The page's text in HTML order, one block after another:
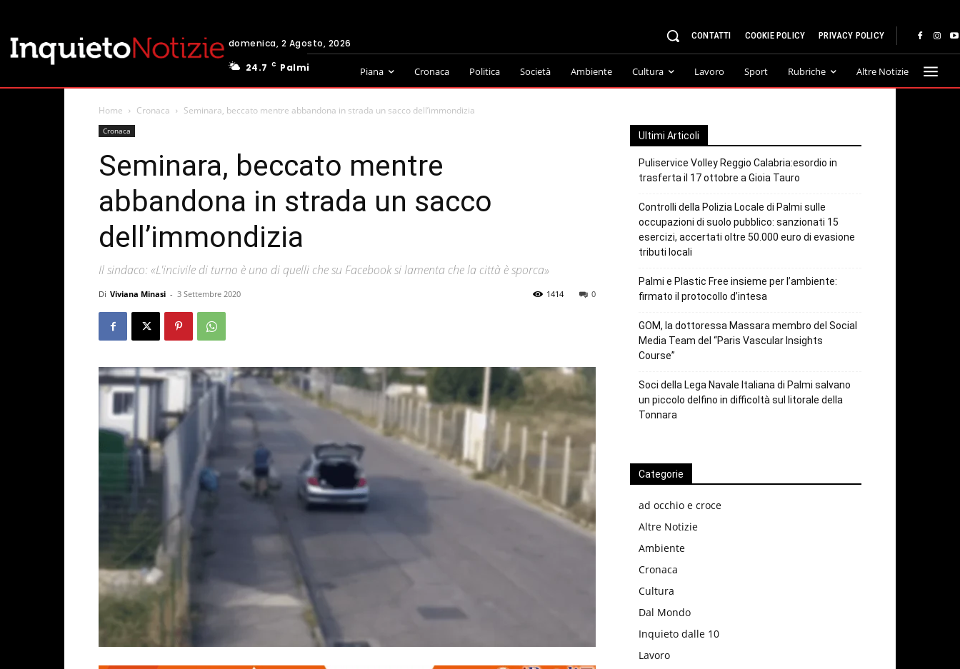
domenica, 2 Agosto, 2026
24.7
C Palmi
CONTATTI COOKIE POLICY PRIVACY POLICY
Piana Cronaca Politica Società Ambiente Cultura Lavoro Sport Rubriche Altre Notizie
Home Cronaca Seminara, beccato mentre abbandona in strada un sacco dell’immondizia
Cronaca
Seminara, beccato mentre
abbandona in strada un sacco
dell’immondizia
Il sindaco: «L'incivile di turno è uno di quelli che su Facebook si lamenta che la città è sporca»
Di Viviana Minasi - 3 Settembre 2020 0
1414
Ultimi Articoli
Puliservice Volley Reggio Calabria:esordio in
trasferta il 17 ottobre a Gioia Tauro
Controlli della Polizia Locale di Palmi sulle
occupazioni di suolo pubblico: sanzionati 15
esercizi, accertati oltre 50.000 euro di evasione
tributi locali
Palmi e Plastic Free insieme per l’ambiente:
firmato il protocollo d’intesa
GOM, la dottoressa Massara membro del Social
Media Team del “Paris Vascular Insights
Course”
Soci della Lega Navale Italiana di Palmi salvano
un piccolo delfino in difficoltà sul litorale della
Tonnara
Categorie
ad occhio e croce
Altre Notizie
Ambiente
Cronaca
Cultura
Dal Mondo
Inquieto dalle 10
Lavoro